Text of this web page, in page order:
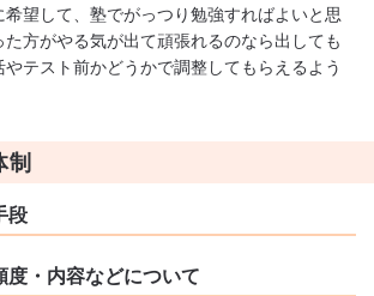
望して、塾でがっつり勉強すればよいと思
方がやる気が出て頑張れるのなら出しても
テスト前かどうかで調整してもらえるよう
制
段
・内容などについて